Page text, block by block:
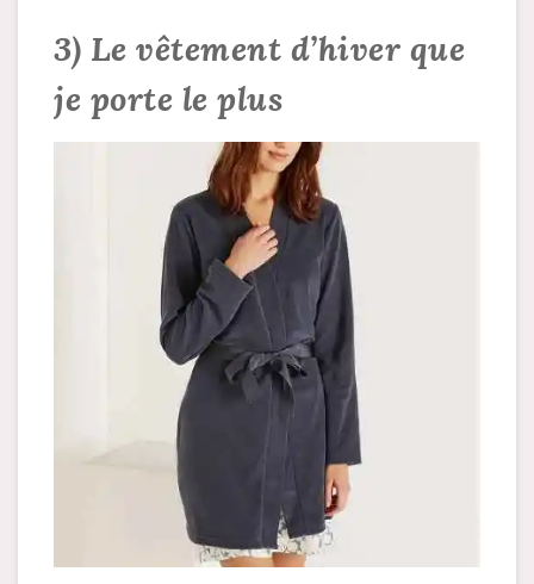
3) Le vêtement d’hiver que
je porte le plus